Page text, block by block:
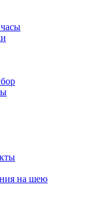
на шею